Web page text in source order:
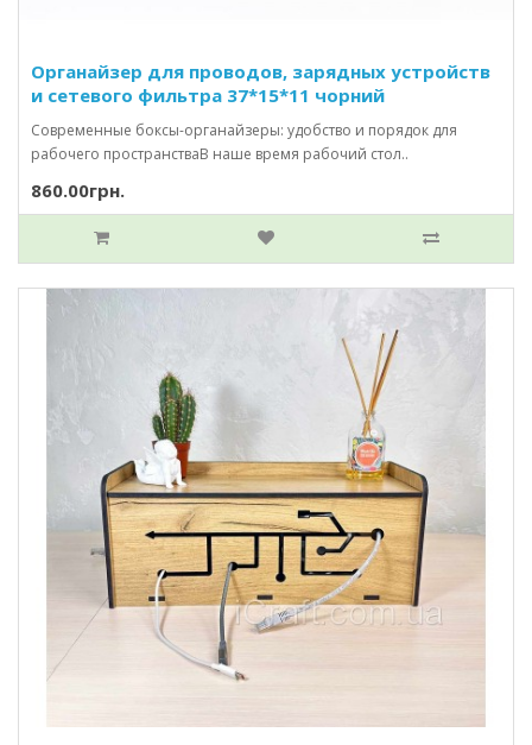
Органайзер для проводов, зарядных устройств
и сетевого фильтра 37*15*11 чорний
Современные боксы-органайзеры: удобство и порядок для
рабочего пространстваВ наше время рабочий стол..
860.00грн.